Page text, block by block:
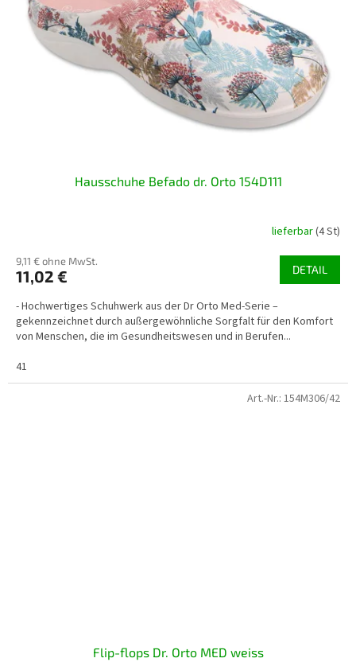
Hausschuhe Befado dr. Orto 154D111
lieferbar(4 St)
9,11 € ohne MwSt.
11,02 € DETAIL
- Hochwertiges Schuhwerk aus der Dr Orto Med-Serie –
gekennzeichnet durch außergewöhnliche Sorgfalt für den Komfort
von Menschen, die im Gesundheitswesen und in Berufen...
41
Flip-flops Dr. Orto MED weiss
Art.-Nr.: 154M306/42